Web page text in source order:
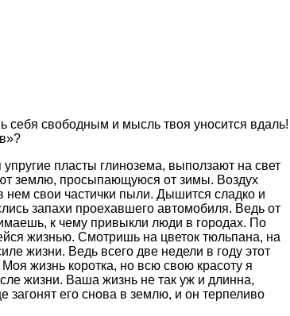
себя свободным и мысль твоя уносится вдаль!
пласты глинозема, выползают на свет
землю, просыпающуюся от зимы. Воздух
нем свои частички пыли. Дышится сладко и
запахи проехавшего автомобиля. Ведь от
к чему привыкли люди в городах. По
жизнью. Смотришь на цветок тюльпана, на
жизни. Ведь всего две недели в году этот
жизнь коротка, но всю свою красоту я
жизни. Ваша жизнь не так уж и длинна,
его снова в землю, и он терпеливо